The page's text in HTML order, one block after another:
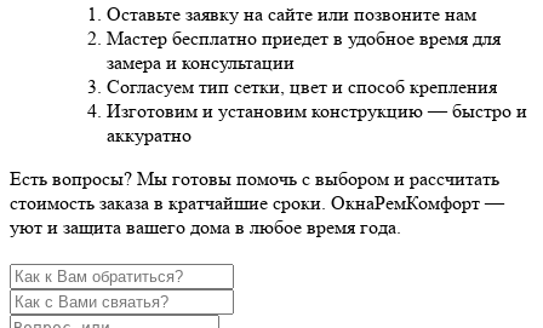
Оставьте заявку на сайте или позвоните нам
Мастер бесплатно приедет в удобное время для
замера и консультации
Согласуем тип сетки, цвет и способ крепления
Изготовим и установим конструкцию — быстро и
аккуратно
Есть вопросы? Мы готовы помочь с выбором и рассчитать
стоимость заказа в кратчайшие сроки. ОкнаРемКомфорт —
уют и защита вашего дома в любое время года.